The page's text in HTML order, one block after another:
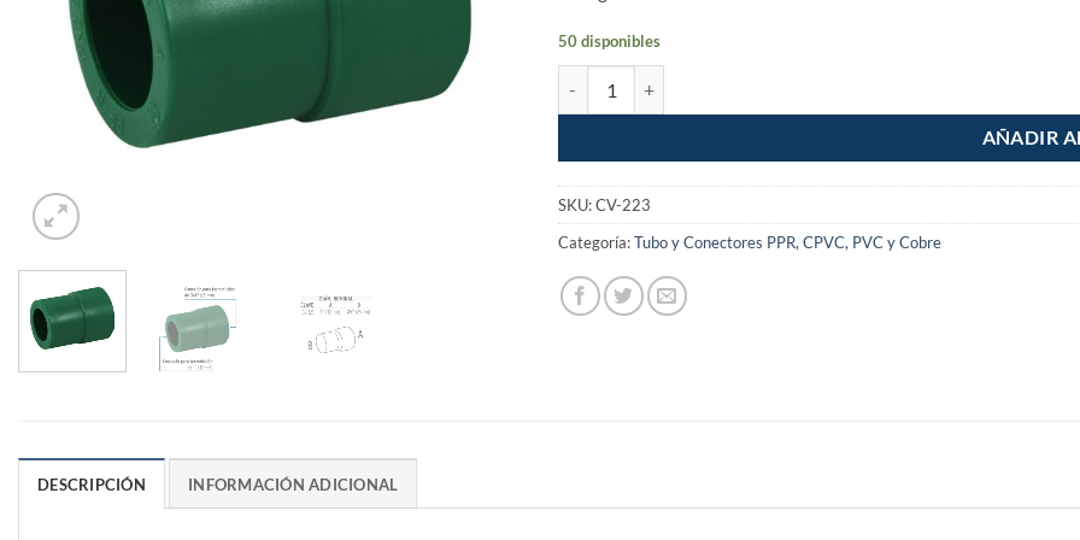
50 disponibles
AÑADIR
SKU:CV-223
Categoría:Tubo y Conectores PPR, CPVC, PVC y Cobre
DESCRIPCIÓN INFORMACIÓN ADICIONAL